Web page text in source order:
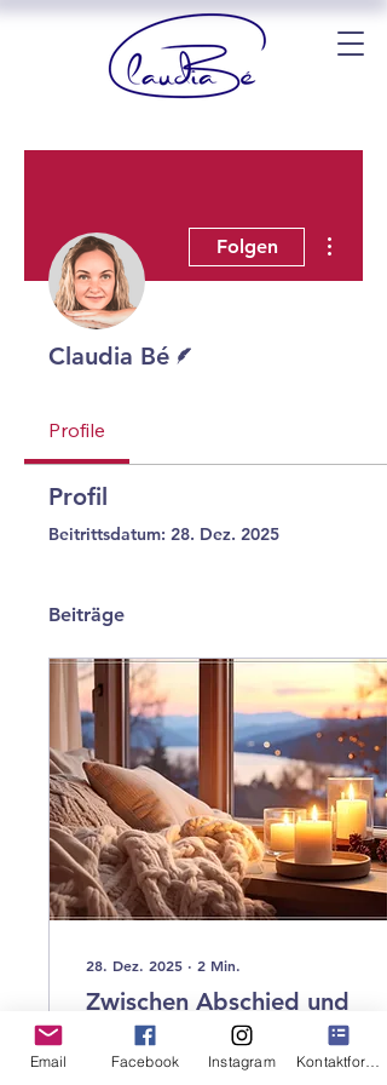
Folgen
Claudia Bé
Profile
Profil
Beitrittsdatum: 28. Dez. 2025
Beiträge
28. Dez. 2025 ∙ 2 Min.
Zwischen Abschied und
Neubeginn: Ein Jahr
geht zu Ende
Email Facebook Instagram